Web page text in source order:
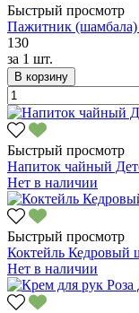
Быстрый просмотр
Пажитник (шамбала)
130
за 1 шт.
В корзину
Быстрый просмотр
Напиток чайный
Нет в наличии
Быстрый просмотр
Коктейль Кедровый
Нет в наличии